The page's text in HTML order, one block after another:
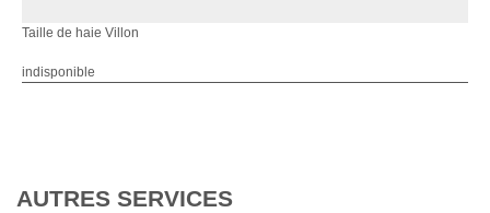
Taille de haie Villon
indisponible
AUTRES SERVICES